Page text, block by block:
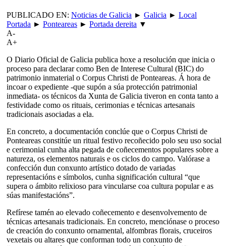
PUBLICADO EN: Noticias de Galicia ► Galicia ► Local
Portada ► Ponteareas ► Portada dereita ▼
A-
A+
O Diario Oficial de Galicia publica hoxe a resolución que inicia o
proceso para declarar como Ben de Interese Cultural (BIC) do
patrimonio inmaterial o Corpus Christi de Ponteareas. Á hora de
incoar o expediente -que supón a súa protección patrimonial
inmediata- os técnicos da Xunta de Galicia tiveron en conta tanto a
festividade como os rituais, cerimonias e técnicas artesanais
tradicionais asociadas a ela.
En concreto, a documentación conclúe que o Corpus Christi de
Ponteareas constitúe un ritual festivo recoñecido polo seu uso social
e cerimonial cunha alta pegada de coñecementos populares sobre a
natureza, os elementos naturais e os ciclos do campo. Valórase a
confección dun conxunto artístico dotado de variadas
representacións e símbolos, cunha significación cultural “que
supera o ámbito relixioso para vincularse coa cultura popular e as
súas manifestacións”.
Refírese tamén ao elevado coñecemento e desenvolvemento de
técnicas artesanais tradicionais. En concreto, menciónase o proceso
de creación do conxunto ornamental, alfombras florais, cruceiros
vexetais ou altares que conforman todo un conxunto de